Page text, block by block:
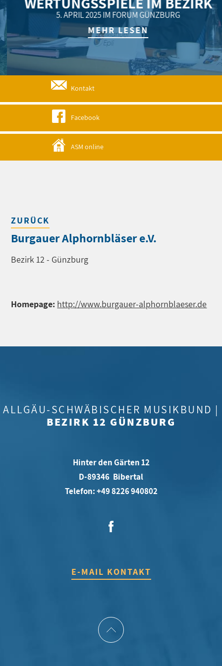
5. APRIL 2025 IM FORUM GÜNZBURG
MEHR LESEN
Kontakt
Facebook
ASM online
ZURÜCK
Burgauer Alphornbläser e.V.
Bezirk 12 - Günzburg
Homepage: http://www.burgauer-alphornblaeser.de
ALLGÄU-SCHWÄBISCHER MUSIKBUND |
BEZIRK 12 GÜNZBURG
Hinter den Gärten 12
D-89346 Bibertal
Telefon: +49 8226 940802
E-MAIL KONTAKT